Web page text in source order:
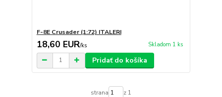
F-8E Crusader (1:72) ITALERI
18,60 EUR/ks Skladom 1 ks
Pridať do košíka
strana z 1